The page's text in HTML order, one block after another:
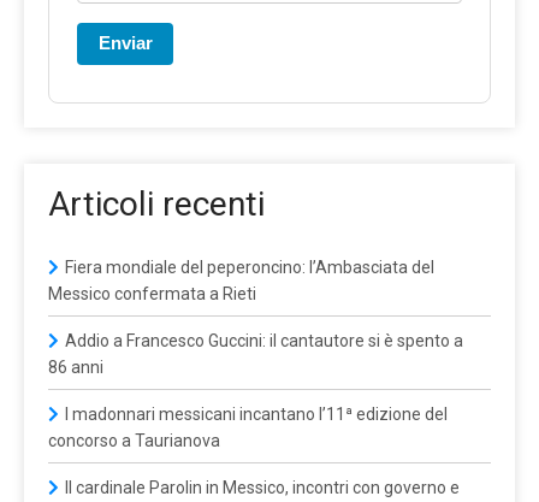
Enviar
Articoli recenti
Fiera mondiale del peperoncino: l’Ambasciata del
Messico confermata a Rieti
Addio a Francesco Guccini: il cantautore si è spento a
86 anni
I madonnari messicani incantano l’11ª edizione del
concorso a Taurianova
Il cardinale Parolin in Messico, incontri con governo e